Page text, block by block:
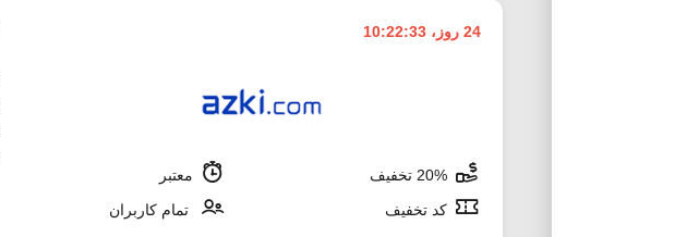
معتبر
کد تخفیف
تمام کاربران
24 روز، 10:22:32